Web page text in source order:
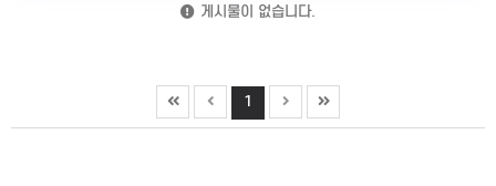
게시물이 없습니다.
1